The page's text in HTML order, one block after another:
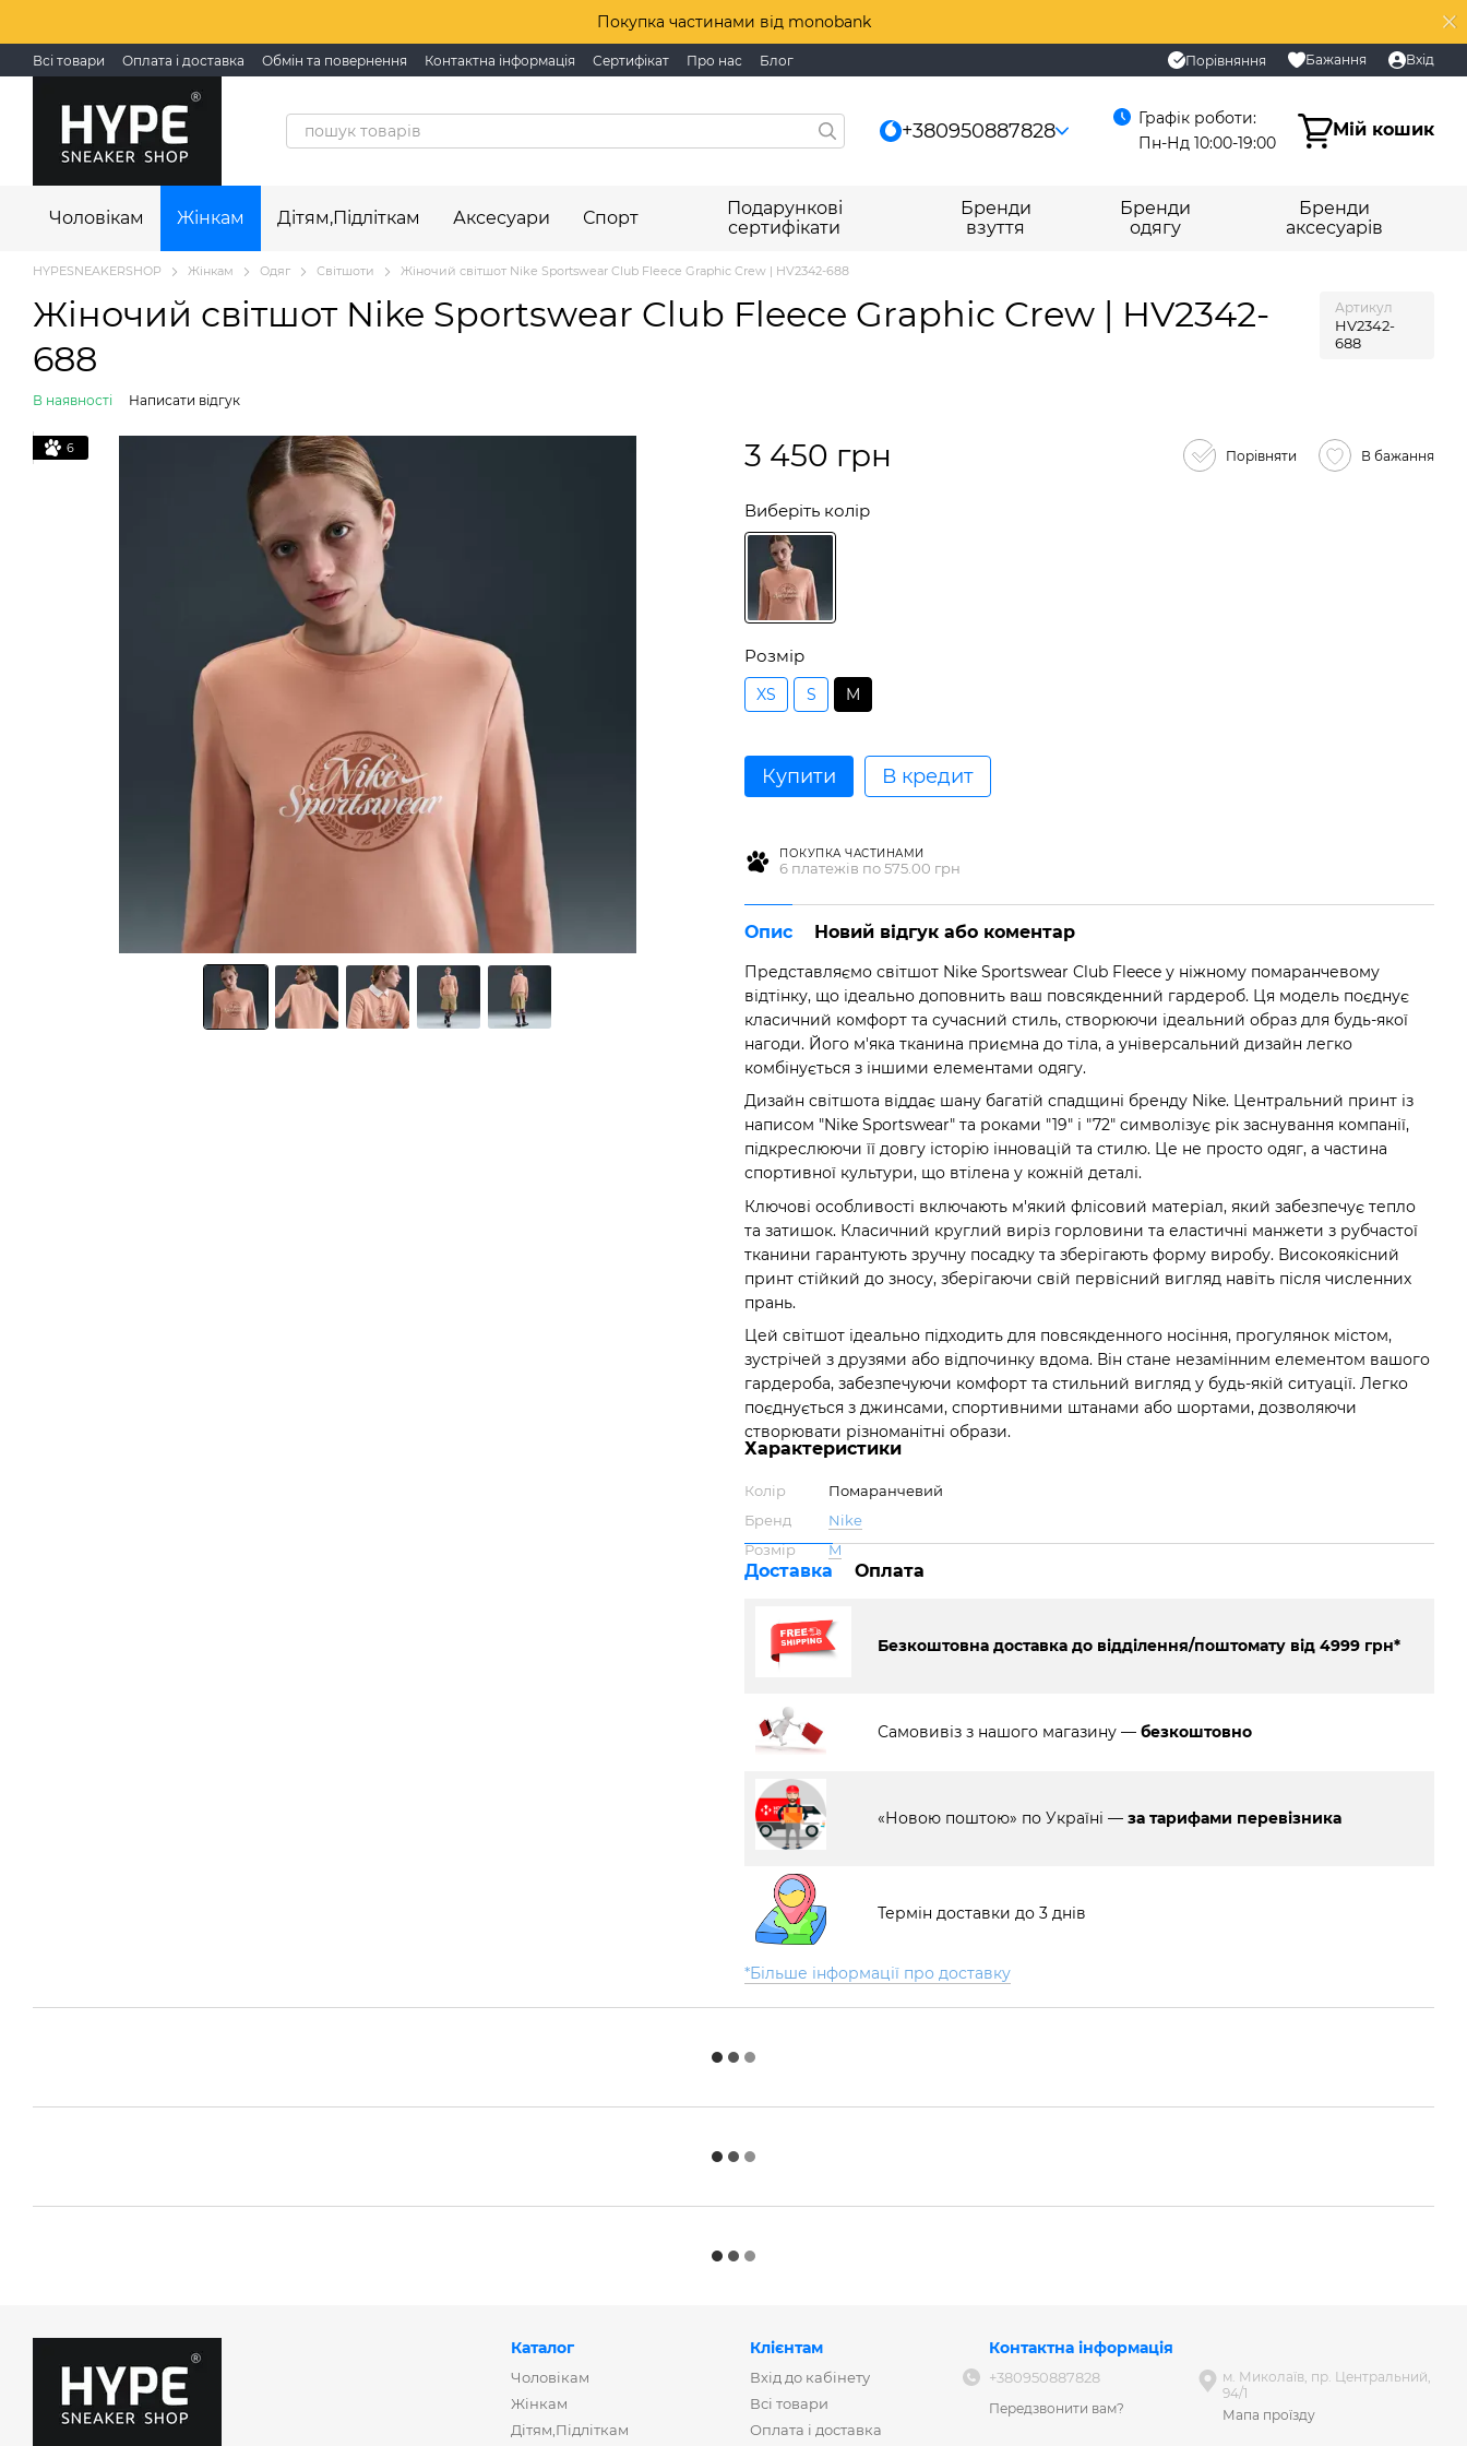
Покупка частинами від monobank
Всі товари Оплата і доставка Обмін та повернення Контактна інформація Сертифікат Про нас Блог Порівняння Бажання Вхід
+380950887828
Графік роботи:
Пн-Нд 10:00-19:00
Мій кошик
Чоловікам Жінкам Дітям,Підліткам Аксесуари Спорт
Подарункові
сертифікати
Бренди
взуття
Бренди
одягу
Бренди
аксесуарів
HYPESNEAKERSHOP Жінкам Одяг Світшоти Жіночий світшот Nike Sportswear Club Fleece Graphic Crew | HV2342-688
Жіночий світшот Nike Sportswear Club Fleece Graphic Crew | HV2342-
688
Артикул
HV2342-
688
В наявності Написати відгук
6 3 450 грн Порівняти В бажання
Виберіть колір
Розмір
XS S M
Купити В кредит
ПОКУПКА ЧАСТИНАМИ
6 платежів по 575.00 грн
Опис Новий відгук або коментар
Представляємо світшот Nike Sportswear Club Fleece у ніжному помаранчевому
відтінку, що ідеально доповнить ваш повсякденний гардероб. Ця модель поєднує
класичний комфорт та сучасний стиль, створюючи ідеальний образ для будь-якої
нагоди. Його м'яка тканина приємна до тіла, а універсальний дизайн легко
комбінується з іншими елементами одягу.
Дизайн світшота віддає шану багатій спадщині бренду Nike. Центральний принт із
написом "Nike Sportswear" та роками "19" і "72" символізує рік заснування компанії,
підкреслюючи її довгу історію інновацій та стилю. Це не просто одяг, а частина
спортивної культури, що втілена у кожній деталі.
Ключові особливості включають м'який флісовий матеріал, який забезпечує тепло
та затишок. Класичний круглий виріз горловини та еластичні манжети з рубчастої
тканини гарантують зручну посадку та зберігають форму виробу. Високоякісний
принт стійкий до зносу, зберігаючи свій первісний вигляд навіть після численних
прань.
Цей світшот ідеально підходить для повсякденного носіння, прогулянок містом,
зустрічей з друзями або відпочинку вдома. Він стане незамінним елементом вашого
гардероба, забезпечуючи комфорт та стильний вигляд у будь-якій ситуації. Легко
поєднується з джинсами, спортивними штанами або шортами, дозволяючи
створювати різноманітні образи.
Характеристики
Колір
Помаранчевий
Бренд
Nike
Розмір
M
Доставка Оплата
Безкоштовна доставка до відділення/поштомату від 4999 грн*
Самовивіз з нашого магазину — безкоштовно
«Новою поштою» по Україні — за тарифами перевізника
Термін доставки до 3 днів
*Більше інформації про доставку
Каталог
Чоловікам
Жінкам
Дітям,Підліткам
Клієнтам
Вхід до кабінету
Всі товари
Оплата і доставка
Контактна інформація
+380950887828
Передзвонити вам?
м. Миколаїв, пр. Центральний,
94/1
Мапа проїзду